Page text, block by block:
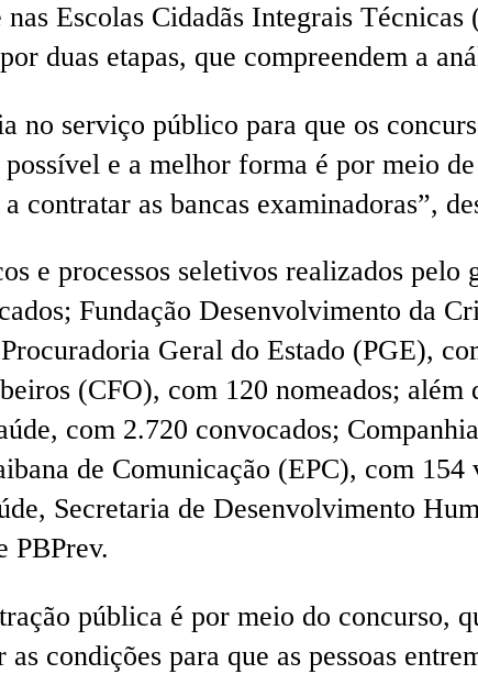
Escolas Cidadãs Integrais
duas etapas, que compreendem a
no serviço público para que os
e a melhor forma é por meio
contratar as bancas examinadoras”,
e processos seletivos realizados pelo
Fundação Desenvolvimento da
Geral do Estado (PGE),
(CFO), com 120 nomeados; além
com 2.720 convocados;
de Comunicação (EPC), com
Secretaria de Desenvolvimento
PBPrev.
pública é por meio do concurso,
condições para que as pessoas